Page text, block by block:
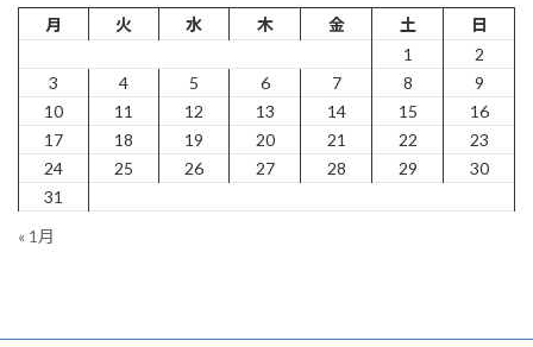
月
火 水 木 金 土
日
1
2
3
4 5 6 7 8
9
10
11 12 13 14 15
16
17
18 19 20 21 22
23
24
25 26 27 28 29
30
31
« 1月